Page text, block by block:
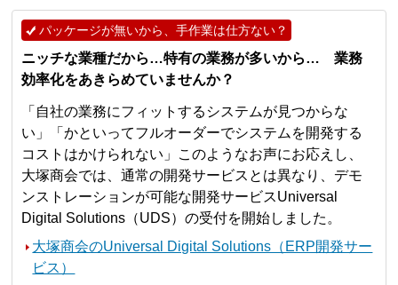
パッケージが無いから、手作業は仕方ない？
ニッチな業種だから…特有の業務が多いから… 業務
効率化をあきらめていませんか？
「自社の業務にフィットするシステムが見つからな
い」「かといってフルオーダーでシステムを開発する
コストはかけられない」このようなお声にお応えし、
大塚商会では、通常の開発サービスとは異なり、デモ
ンストレーションが可能な開発サービスUniversal
Digital Solutions（UDS）の受付を開始しました。
大塚商会のUniversal Digital Solutions（ERP開発サー
ビス）